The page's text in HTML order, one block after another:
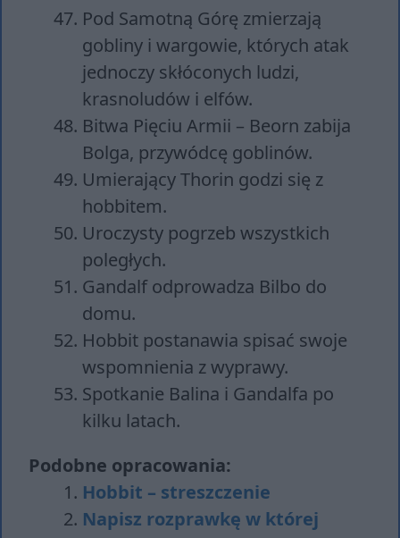
Pod Samotną Górę zmierzają
gobliny i wargowie, których atak
jednoczy skłóconych ludzi,
krasnoludów i elfów.
Bitwa Pięciu Armii – Beorn zabija
Bolga, przywódcę goblinów.
Umierający Thorin godzi się z
hobbitem.
Uroczysty pogrzeb wszystkich
poległych.
Gandalf odprowadza Bilbo do
domu.
Hobbit postanawia spisać swoje
wspomnienia z wyprawy.
Spotkanie Balina i Gandalfa po
kilku latach.
Podobne opracowania:
Hobbit – streszczenie
Napisz rozprawkę w której